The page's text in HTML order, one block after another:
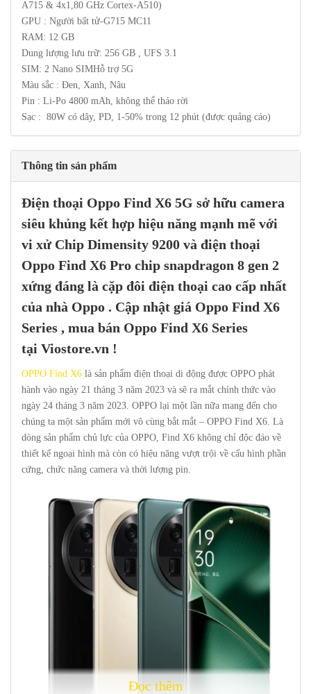
A715 & 4x1,80 GHz Cortex-A510)
GPU : Người bất tử-G715 MC11
RAM: 12 GB
Dung lượng lưu trữ: 256 GB , UFS 3.1
SIM: 2 Nano SIMHỗ trợ 5G
Màu sắc : Đen, Xanh, Nâu
Pin : Li-Po 4800 mAh, không thể tháo rời
Sạc : 80W có dây, PD, 1-50% trong 12 phút (được quảng cáo)
Thông tin sản phẩm
Điện thoại Oppo Find X6 5G sở hữu camera
siêu khủng kết hợp hiệu năng mạnh mẽ với
vi xử Chip Dimensity 9200 và điện thoại
Oppo Find X6 Pro chip snapdragon 8 gen 2
xứng đáng là cặp đôi điện thoại cao cấp nhất
của nhà Oppo . Cập nhật giá Oppo Find X6
Series , mua bán Oppo Find X6 Series
tại Viostore.vn !
OPPO Find X6 là sản phẩm điện thoại di động được OPPO phát
hành vào ngày 21 tháng 3 năm 2023 và sẽ ra mắt chính thức vào
ngày 24 tháng 3 năm 2023. OPPO lại một lần nữa mang đến cho
chúng ta một sản phẩm mới vô cùng bắt mắt – OPPO Find X6. Là
dòng sản phẩm chủ lực của OPPO, Find X6 không chỉ độc đáo về
thiết kế ngoại hình mà còn có hiệu năng vượt trội về cấu hình phần
cứng, chức năng camera và thời lượng pin.
Đọc thêm